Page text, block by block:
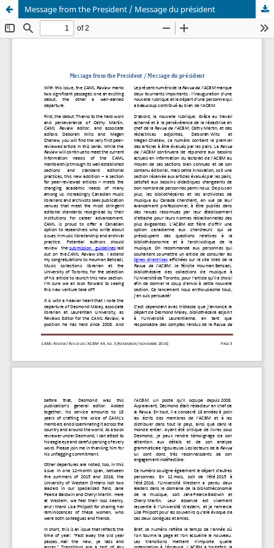
Message from the President / Message du président